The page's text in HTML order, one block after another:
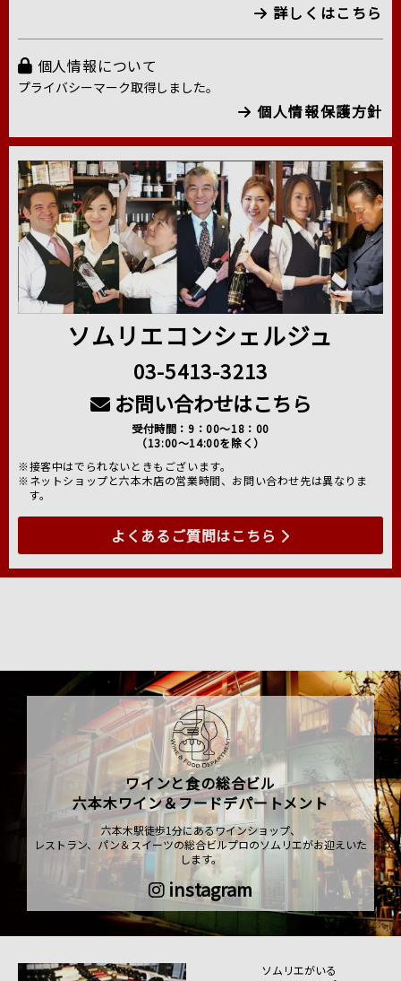
詳しくはこちら
個人情報について
プライバシーマーク取得しました。
個人情報保護方針
ソムリエコンシェルジュ
03-5413-3213
お問い合わせはこちら
受付時間：9：00～18：00
（13:00～14:00を除く）
※接客中はでられないときもございます。
※ネットショップと六本木店の営業時間、お問い合わせ先は異なりま
す。
よくあるご質問はこちら
ワインと食の総合ビル
六本木ワイン＆フードデパートメント
六本木駅徒歩1分にあるワインショップ、
レストラン、パン＆スイーツの総合ビルプロのソムリエがお迎えいた
します。
instagram
ソムリエがいる